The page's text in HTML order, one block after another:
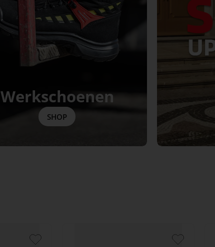
Werkschoenen
SHOP